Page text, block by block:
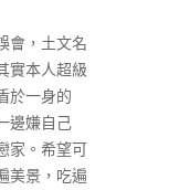
會，土文名
實本人超級
於一身的
邊嫌自己
家。希望可
美景，吃遍